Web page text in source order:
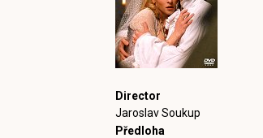
Director
Jaroslav Soukup
Předloha